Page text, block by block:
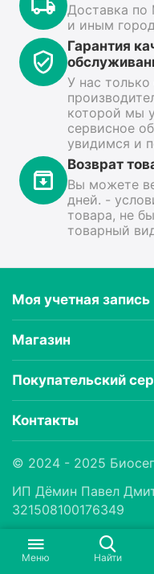
Доставка
и иным
Гарантия
У нас
которой мы
сервисное
увидимся и
Возврат
Вы можете
дней. -
товара, не
товарный
Моя учетная запись
Магазин
Покупательский
Контакты
© 2024 - 2025
ИП Дëмин Павел
321508100176349
Меню Найти